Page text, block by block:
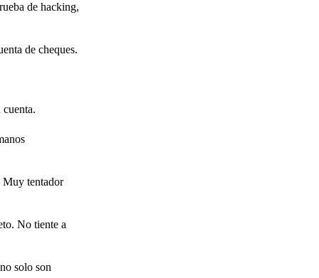
de hacking,
de cheques.
Muy tentador
No tiente a
solo son